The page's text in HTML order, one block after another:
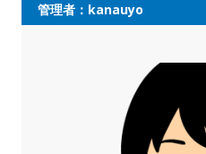
管理者：kanauyo